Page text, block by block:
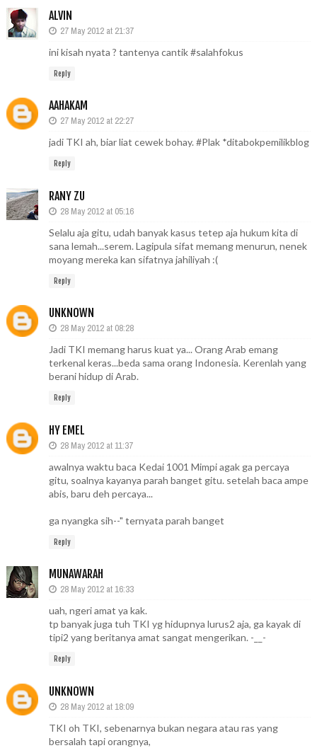
ALVIN
27 May 2012 at 21:37
ini kisah nyata ? tantenya cantik #salahfokus
Reply
AAHAKAM
27 May 2012 at 22:27
jadi TKI ah, biar liat cewek bohay. #Plak *ditabokpemilikblog
Reply
RANY ZU
28 May 2012 at 05:16
Selalu aja gitu, udah banyak kasus tetep aja hukum kita di
sana lemah...serem. Lagipula sifat memang menurun, nenek
moyang mereka kan sifatnya jahiliyah :(
Reply
UNKNOWN
28 May 2012 at 08:28
Jadi TKI memang harus kuat ya... Orang Arab emang
terkenal keras...beda sama orang Indonesia. Kerenlah yang
berani hidup di Arab.
Reply
HY EMEL
28 May 2012 at 11:37
awalnya waktu baca Kedai 1001 Mimpi agak ga percaya
gitu, soalnya kayanya parah banget gitu. setelah baca ampe
abis, baru deh percaya...
ga nyangka sih--" ternyata parah banget
Reply
MUNAWARAH
28 May 2012 at 16:33
uah, ngeri amat ya kak.
tp banyak juga tuh TKI yg hidupnya lurus2 aja, ga kayak di
tipi2 yang beritanya amat sangat mengerikan. -__-
Reply
UNKNOWN
28 May 2012 at 18:09
TKI oh TKI, sebenarnya bukan negara atau ras yang
bersalah tapi orangnya,